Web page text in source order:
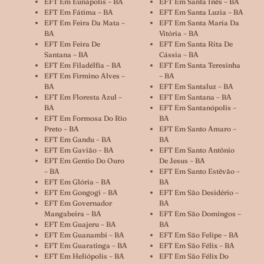
EFT Em Fátima – BA
EFT Em Feira Da Mata –
BA
EFT Em Feira De
Santana – BA
EFT Em Filadélfia – BA
EFT Em Firmino Alves –
BA
EFT Em Floresta Azul –
BA
EFT Em Formosa Do Rio
Preto – BA
EFT Em Gandu – BA
EFT Em Gavião – BA
EFT Em Gentio Do Ouro
– BA
EFT Em Glória – BA
EFT Em Gongogi – BA
EFT Em Governador
Mangabeira – BA
EFT Em Guajeru – BA
EFT Em Guanambi – BA
EFT Em Guaratinga – BA
EFT Em Heliópolis – BA
EFT Em Santa Luzia – BA
EFT Em Santa Maria Da
Vitória – BA
EFT Em Santa Rita De
Cássia – BA
EFT Em Santa Teresinha
– BA
EFT Em Santaluz – BA
EFT Em Santana – BA
EFT Em Santanópolis –
BA
EFT Em Santo Amaro –
BA
EFT Em Santo Antônio
De Jesus – BA
EFT Em Santo Estêvão –
BA
EFT Em São Desidério –
BA
EFT Em São Domingos –
BA
EFT Em São Felipe – BA
EFT Em São Félix – BA
EFT Em São Félix Do